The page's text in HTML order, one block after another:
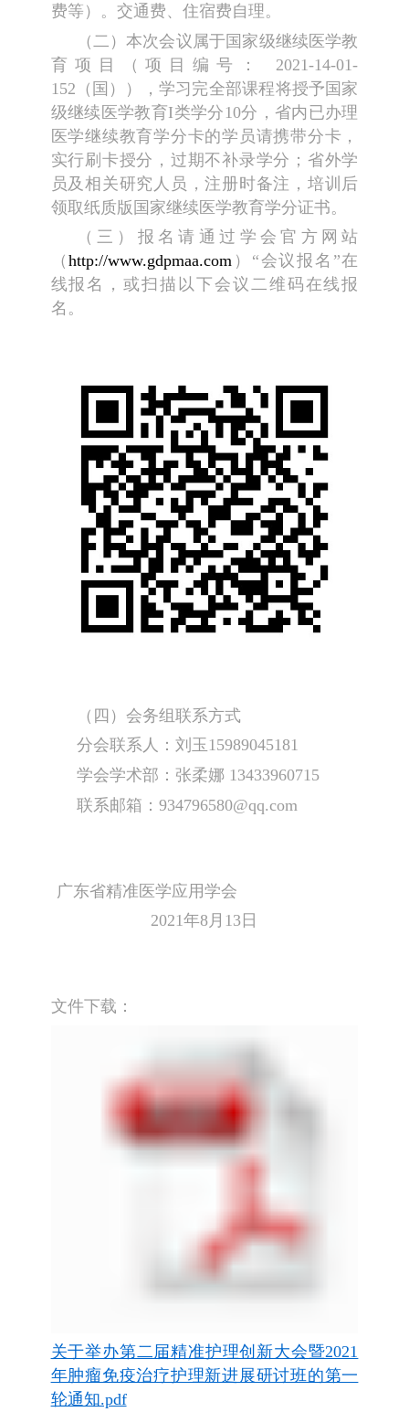
费等）。交通费、住宿费自理。
（二）本次会议属于国家级继续医学教
育项目（项目编号： 2021-14-01-
152（国）），学习完全部课程将授予国家
级继续医学教育I类学分10分，省内已办理
医学继续教育学分卡的学员请携带分卡，
实行刷卡授分，过期不补录学分；省外学
员及相关研究人员，注册时备注，培训后
领取纸质版国家继续医学教育学分证书。
（三）报名请通过学会官方网站
（http://www.gdpmaa.com ）“会议报名”在
线报名，或扫描以下会议二维码在线报
名。
（四）会务组联系方式
分会联系人：刘玉15989045181
学会学术部：张柔娜 13433960715
联系邮箱：934796580@qq.com
广东省精准医学应用学会
2021年8月13日
文件下载：
关于举办第二届精准护理创新大会暨2021
年肿瘤免疫治疗护理新进展研讨班的第一
轮通知.pdf